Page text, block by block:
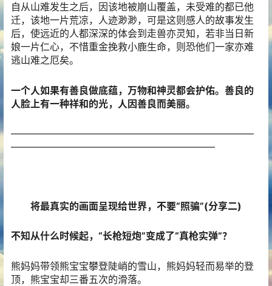
自从山难发生之后，因该地被崩山覆盖，未受难的都已他
迁，该地一片荒凉，人迹渺渺，可是这则感人的故事发生
后，使远近的人都深深的体会到走兽亦灵知，若非当日新
娘一片仁心，不惜重金挽救小鹿生命，则恐他们一家亦难
逃山难之厄矣。
一个人如果有善良做底蕴，万物和神灵都会护佑。善良的
人脸上有一种祥和的光，人因善良而美丽。
—————————————————————————
—————————————————————
将最真实的画面呈现给世界，不要“照骗”(分享二)
不知从什么时候起，“长枪短炮”变成了“真枪实弹”？
熊妈妈带领熊宝宝攀登陡峭的雪山，熊妈妈轻而易举的登
顶，熊宝宝却三番五次的滑落。